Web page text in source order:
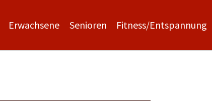
Erwachsene Senioren Fitness/Entspannung